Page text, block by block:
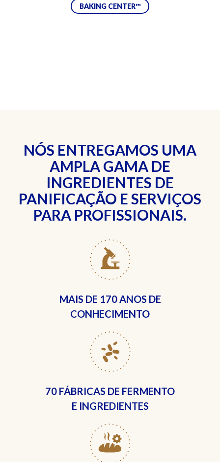
BAKING CENTER™
NÓS ENTREGAMOS UMA
AMPLA GAMA DE
INGREDIENTES DE
PANIFICAÇÃO E SERVIÇOS
PARA PROFISSIONAIS.
MAIS DE 170 ANOS DE
CONHECIMENTO
70 FÁBRICAS DE FERMENTO
E INGREDIENTES